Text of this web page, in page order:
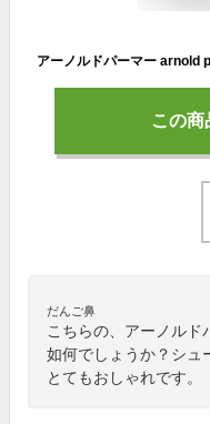
この商
だんご鼻
こちらの、アーノルド
如何でしょうか？シュ
とてもおしゃれです。